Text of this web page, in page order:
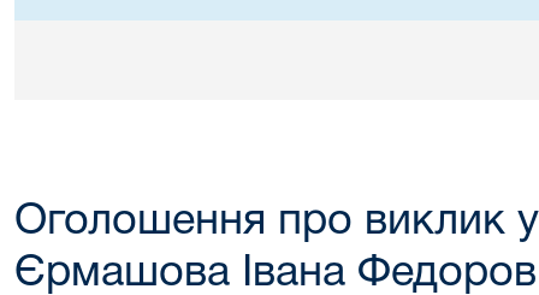
Оголошення про виклик у
Єрмашова Івана